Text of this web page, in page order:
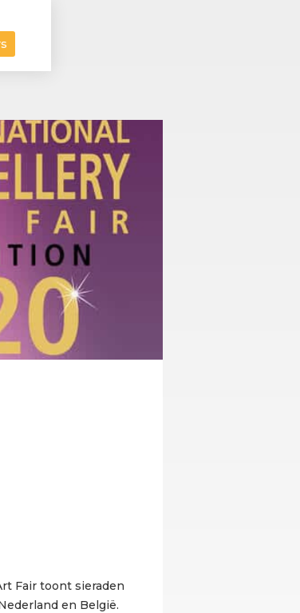
Fair toont sieraden
en België.